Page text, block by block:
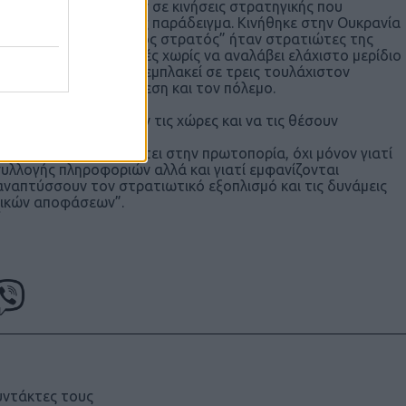
κράτη προβαίνουν σε κινήσεις στρατηγικής που
η Ρωσία τίθεται ως παράδειγμα. Κινήθηκε στην Ουκρανία
πως ο “πράσινος στρατός” ήταν στρατιώτες της
εκλογές χωρίς να αναλάβει ελάχιστο μερίδιο
από την άλλη έχει εμπλακεί σε τρεις τουλάχιστον
την έκθεση και τον πόλεμο.
να εκθέσουν τις χώρες και να τις θέσουν
τους αυτές “τις θέτει στην πρωτοπορία, όχι μόνον γιατί
πληροφοριών αλλά και γιατί εμφανίζονται
τον στρατιωτικό εξοπλισμό και τις δυνάμεις
αποφάσεων”.
τους